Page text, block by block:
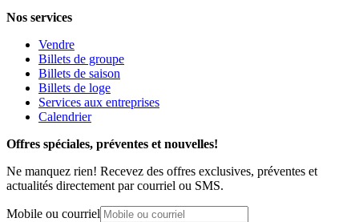
Nos services
Vendre
Billets de groupe
Billets de saison
Billets de loge
Services aux entreprises
Calendrier
Offres spéciales, préventes et nouvelles!
Ne manquez rien! Recevez des offres exclusives, préventes et
actualités directement par courriel ou SMS.
Mobile ou courriel